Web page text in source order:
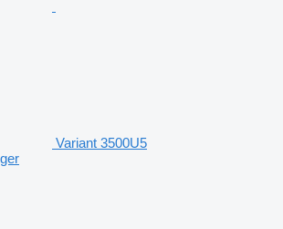
Variant 3500U5